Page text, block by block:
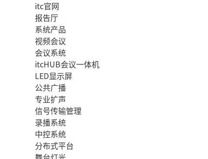
itc官网
报告厅
系统产品
视频会议
会议系统
itcHUB会议一体机
LED显示屏
公共广播
专业扩声
信号传输管理
录播系统
中控系统
分布式平台